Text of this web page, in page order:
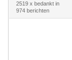
2519 x bedankt in
974 berichten